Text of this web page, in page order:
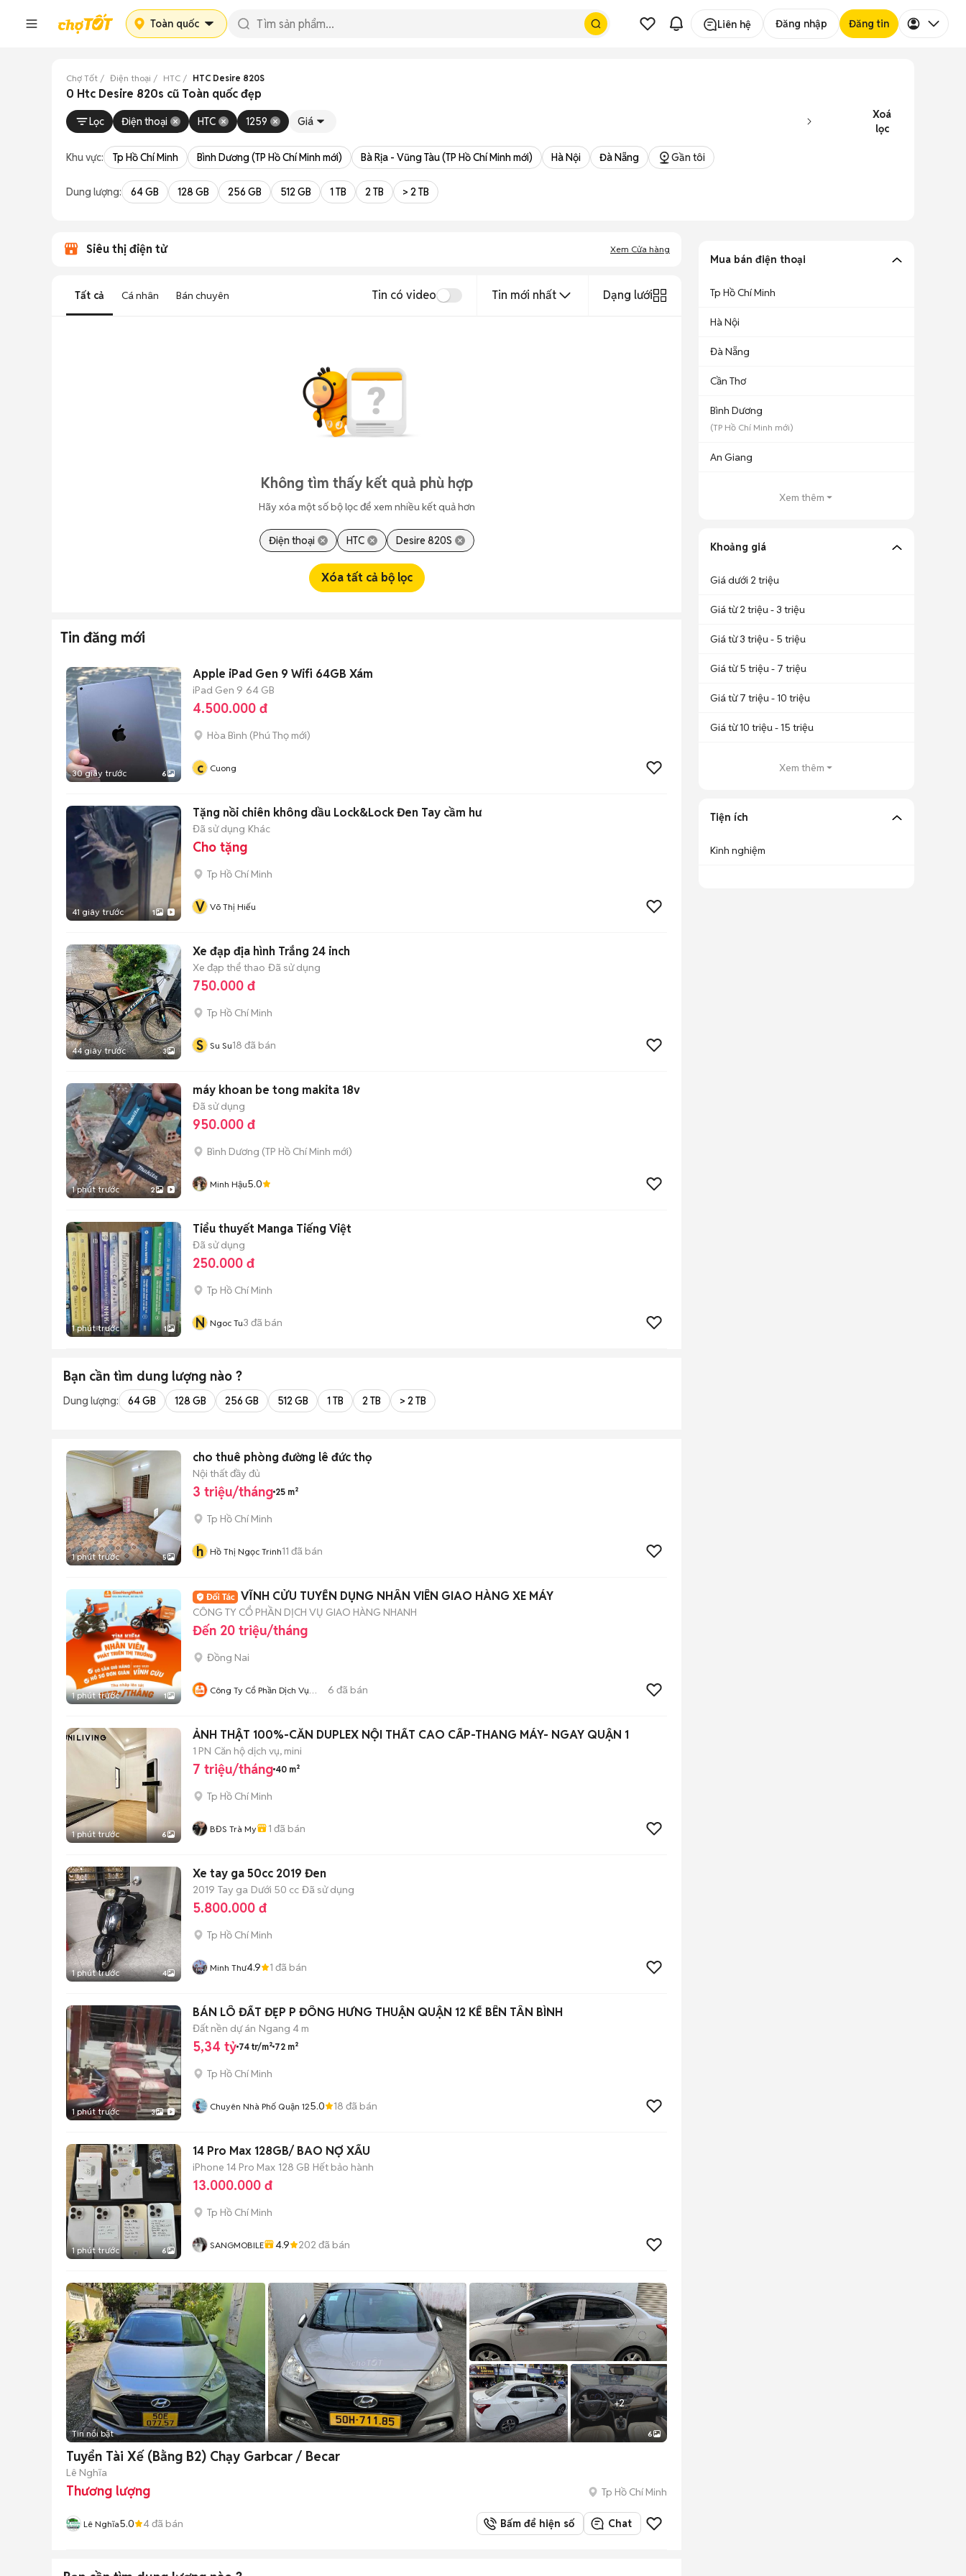
Toàn quốc Liên hệ Đăng nhập Đăng tin
Chợ Tốt Điện thoại HTC HTC Desire 820S
0 Htc Desire 820s cũ Toàn quốc đẹp
Lọc Điện thoại HTC 1259 Giá
Xoá
lọc
Khu vực: Tp Hồ Chí Minh Bình Dương (TP Hồ Chí Minh mới) Bà Rịa - Vũng Tàu (TP Hồ Chí Minh mới) Hà Nội Đà Nẵng Gần tôi
Dung lượng: 64 GB 128 GB 256 GB 512 GB 1 TB 2 TB > 2 TB
Siêu thị điện tử Xem Cửa hàng
Tất cả Cá nhân Bán chuyên Tin có video Tin mới nhất Dạng lưới
Không tìm thấy kết quả phù hợp
Hãy xóa một số bộ lọc để xem nhiều kết quả hơn
Điện thoại HTC Desire 820S
Xóa tất cả bộ lọc
Tin đăng mới
30 giây trước 6
Apple iPad Gen 9 Wifi 64GB Xám
iPad Gen 9 64 GB
4.500.000 đ
Hòa Bình (Phú Thọ mới)
c Cuong
41 giây trước 1
Tặng nồi chiên không dầu Lock&Lock Đen Tay cầm hư
Đã sử dụng Khác
Cho tặng
Tp Hồ Chí Minh
V Võ Thị Hiếu
44 giây trước 3
Xe đạp địa hình Trắng 24 inch
Xe đạp thể thao Đã sử dụng
750.000 đ
Tp Hồ Chí Minh
S Su Su18 đã bán
1 phút trước 2
máy khoan be tong makita 18v
Đã sử dụng
950.000 đ
Bình Dương (TP Hồ Chí Minh mới)
Minh Hậu5.0
1 phút trước 1
Tiểu thuyết Manga Tiếng Việt
Đã sử dụng
250.000 đ
Tp Hồ Chí Minh
N Ngoc Tu3 đã bán
Bạn cần tìm dung lượng nào ?
Dung lượng: 64 GB 128 GB 256 GB 512 GB 1 TB 2 TB > 2 TB
1 phút trước 5
cho thuê phòng đường lê đức thọ
Nội thất đầy đủ
3 triệu/tháng 25 m²
Tp Hồ Chí Minh
h Hồ Thị Ngọc Trinh11 đã bán
1 phút trước 1
VĨNH CỬU TUYỂN DỤNG NHÂN VIÊN GIAO HÀNG XE MÁY
CÔNG TY CỔ PHẦN DỊCH VỤ GIAO HÀNG NHANH
Đến 20 triệu/tháng
Đồng Nai
Công Ty Cổ Phần Dịch Vụ
6 đã bán
1 phút trước 6
ẢNH THẬT 100%-CĂN DUPLEX NỘI THẤT CAO CẤP-THANG MÁY- NGAY QUẬN 1
1 PN Căn hộ dịch vụ, mini
7 triệu/tháng 40 m²
Tp Hồ Chí Minh
BĐS Trà My 1 đã bán
1 phút trước 4
Xe tay ga 50cc 2019 Đen
2019 Tay ga Dưới 50 cc Đã sử dụng
5.800.000 đ
Tp Hồ Chí Minh
Minh Thư4.9 1 đã bán
1 phút trước 3
BÁN LÔ ĐẤT ĐẸP P ĐÔNG HƯNG THUẬN QUẬN 12 KẾ BÊN TÂN BÌNH
Đất nền dự án Ngang 4 m
5,34 tỷ 74 tr/m² 72 m²
Tp Hồ Chí Minh
Chuyên Nhà Phố Quận 125.0 18 đã bán
1 phút trước 6
14 Pro Max 128GB/ BAO NỢ XẤU
iPhone 14 Pro Max 128 GB Hết bảo hành
13.000.000 đ
Tp Hồ Chí Minh
SANGMOBILE 4.9 202 đã bán
+2
Tin nổi bật 6
Tuyển Tài Xế (Bằng B2) Chạy Garbcar / Becar
Lê Nghĩa
Thương lượng Tp Hồ Chí Minh
Lê Nghĩa5.0 4đã bán Bấm để hiện số Chat
Mua bán điện thoại
Tp Hồ Chí Minh
Hà Nội
Đà Nẵng
Cần Thơ
Bình Dương
(TP Hồ Chí Minh mới)
An Giang
Xem thêm
Khoảng giá
Giá dưới 2 triệu
Giá từ 2 triệu - 3 triệu
Giá từ 3 triệu - 5 triệu
Giá từ 5 triệu - 7 triệu
Giá từ 7 triệu - 10 triệu
Giá từ 10 triệu - 15 triệu
Xem thêm
Tiện ích
Kinh nghiệm